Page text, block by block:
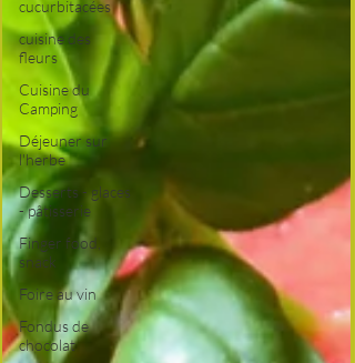
cucurbitacées
cuisine des
fleurs
Cuisine du
Camping
Déjeuner sur
l'herbe
Desserts - glaces
- pâtisserie
Finger food,
snack
Foire au vin
Fondus de
chocolat